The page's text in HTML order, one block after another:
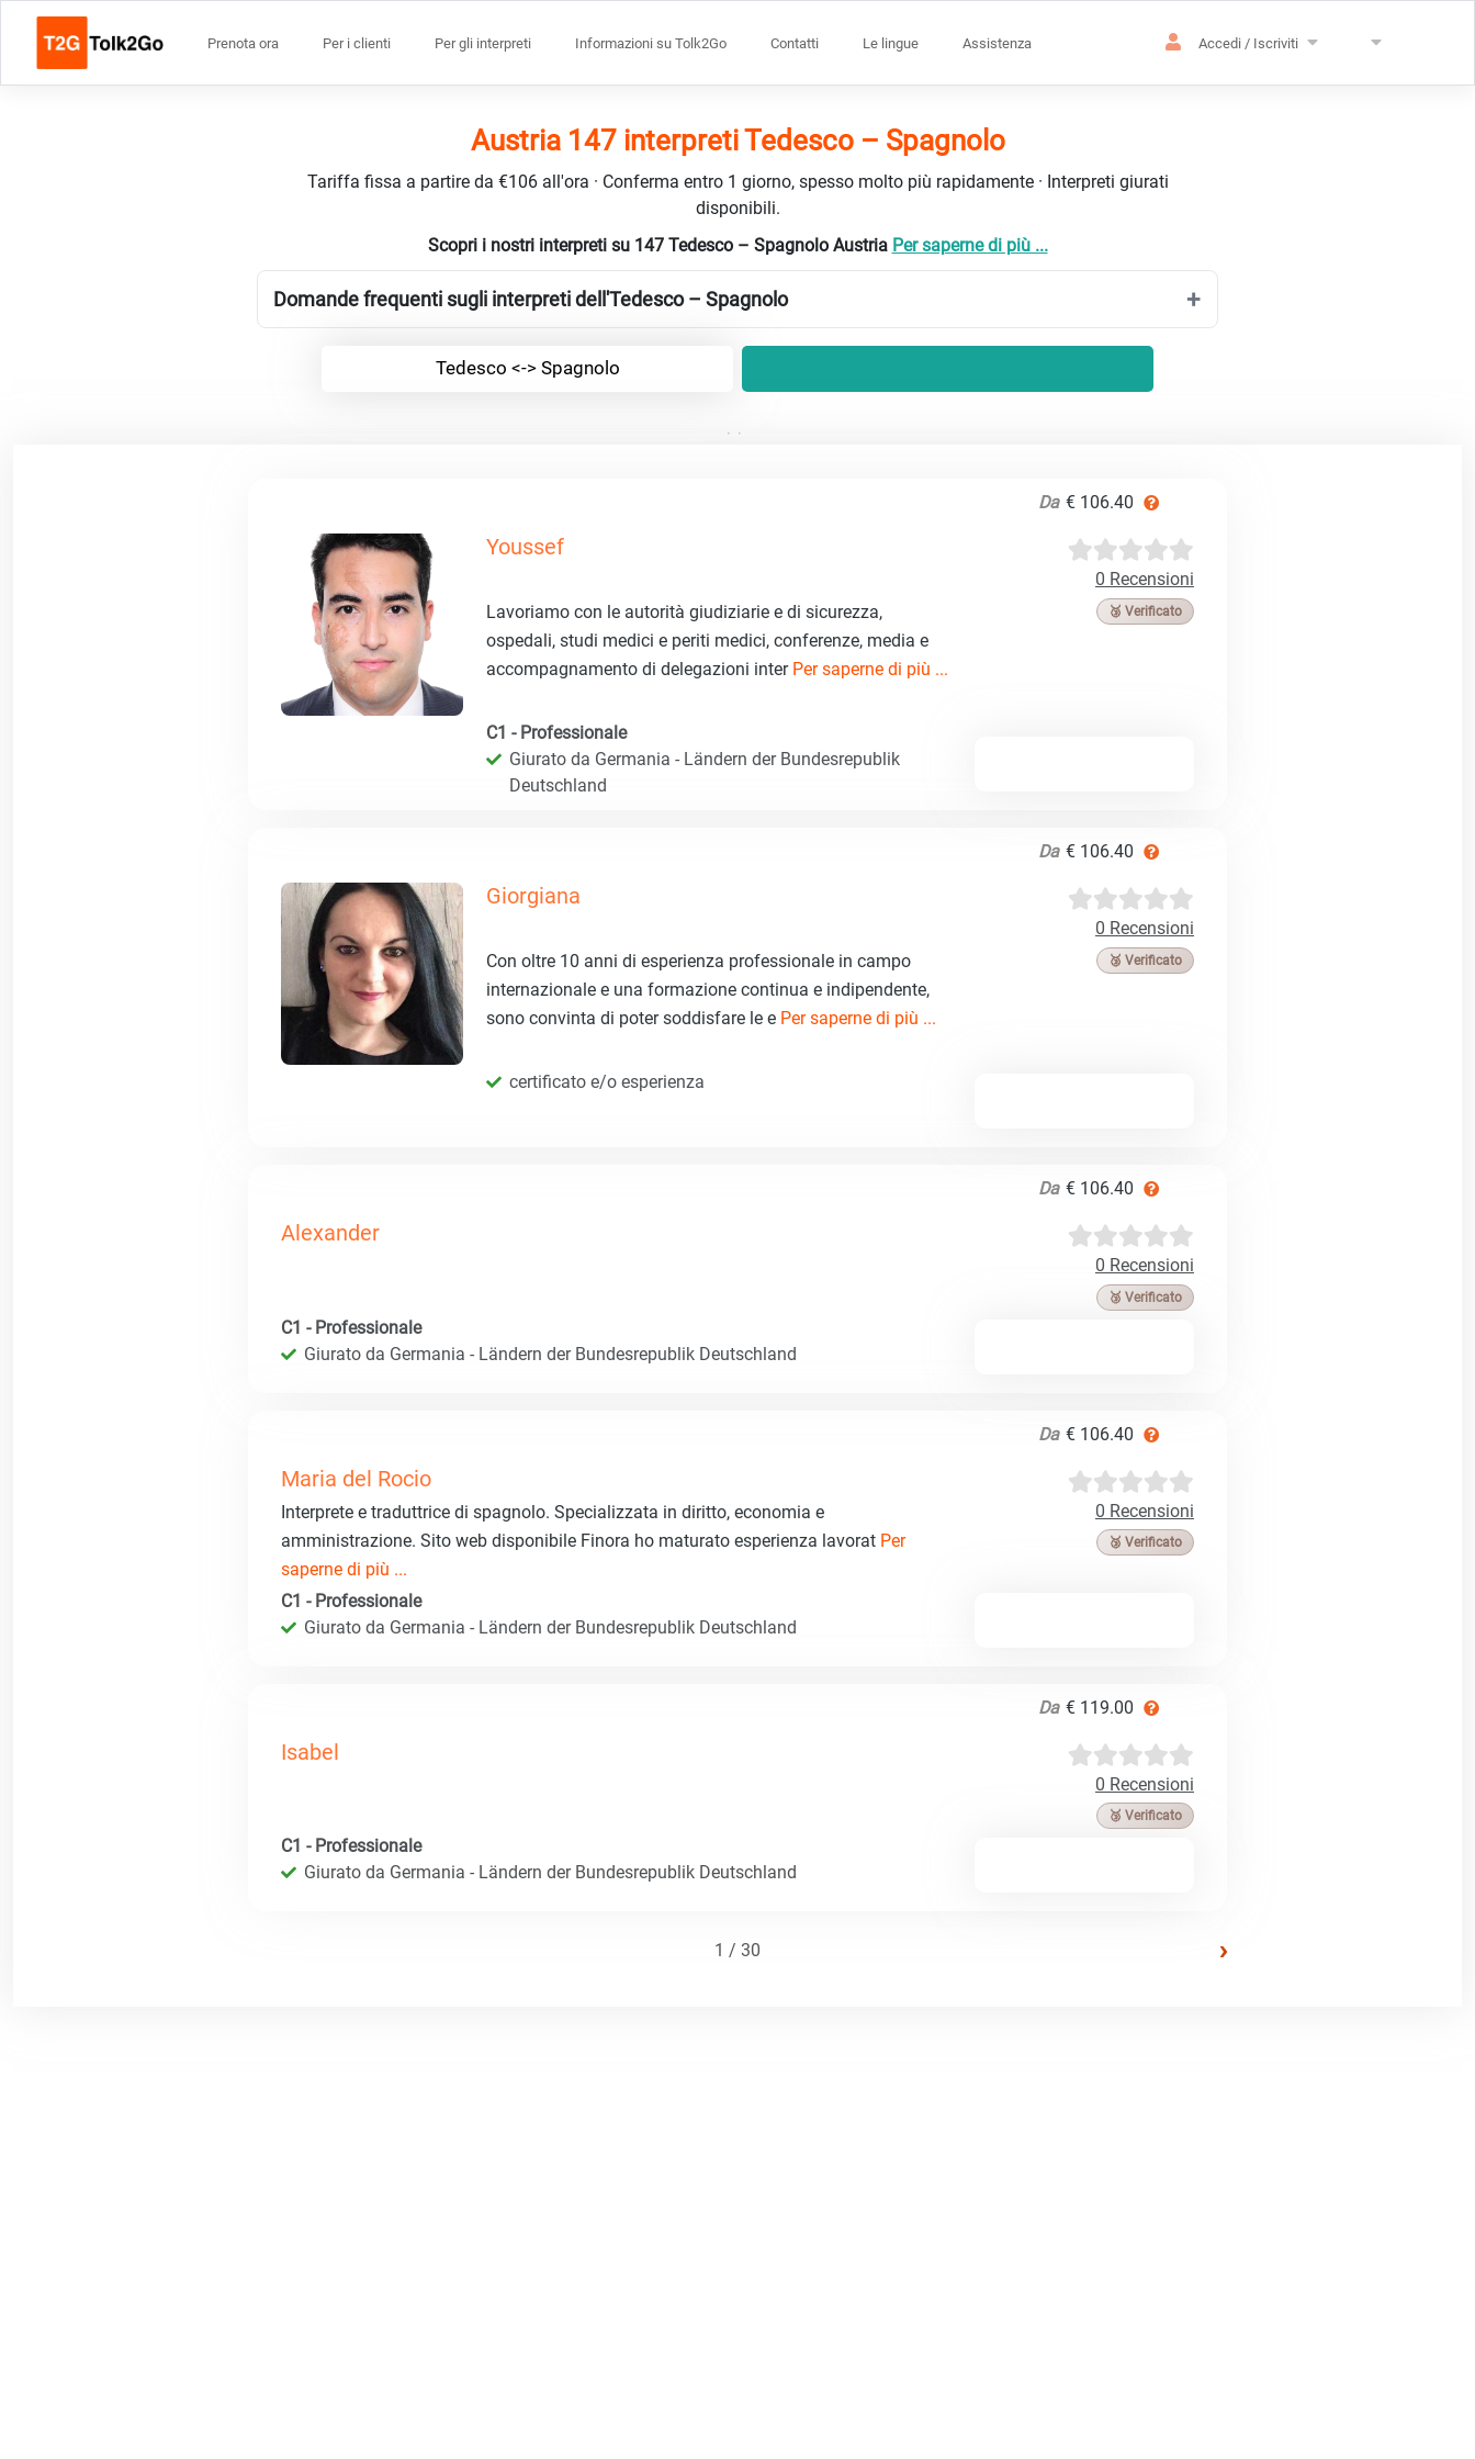
Prenota ora Per i clienti Per gli interpreti Informazioni su Tolk2Go Contatti Le lingue Assistenza Accedi / Iscriviti
Austria 147 interpreti Tedesco – Spagnolo
Tariffa fissa a partire da €106 all'ora · Conferma entro 1 giorno, spesso molto più rapidamente · Interpreti giurati
disponibili.
Scopri i nostri interpreti su 147 Tedesco – Spagnolo Austria Per saperne di più ...
Domande frequenti sugli interpreti dell'Tedesco – Spagnolo
Tedesco <-> Spagnolo
Da € 106.40
Youssef
0 Recensioni
🥉 Verificato
Lavoriamo con le autorità giudiziarie e di sicurezza,
ospedali, studi medici e periti medici, conferenze, media e
accompagnamento di delegazioni inter Per saperne di più ...
C1 - Professionale
Giurato da Germania - Ländern der Bundesrepublik
Deutschland
Da € 106.40
Giorgiana
0 Recensioni
🥉 Verificato
Con oltre 10 anni di esperienza professionale in campo
internazionale e una formazione continua e indipendente,
sono convinta di poter soddisfare le e Per saperne di più ...
certificato e/o esperienza
Da € 106.40
Alexander
0 Recensioni
🥉 Verificato
C1 - Professionale
Giurato da Germania - Ländern der Bundesrepublik Deutschland
Da € 106.40
Maria del Rocio
0 Recensioni
🥉 Verificato
Interprete e traduttrice di spagnolo. Specializzata in diritto, economia e
amministrazione. Sito web disponibile Finora ho maturato esperienza lavorat Per
saperne di più ...
C1 - Professionale
Giurato da Germania - Ländern der Bundesrepublik Deutschland
Da € 119.00
Isabel
0 Recensioni
🥉 Verificato
C1 - Professionale
Giurato da Germania - Ländern der Bundesrepublik Deutschland
1 / 30 ›